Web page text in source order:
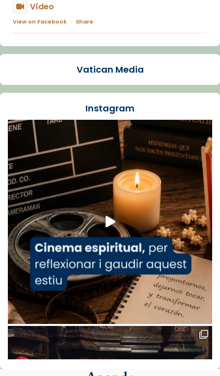
Vídeo
View on Facebook · Share
Arquebisbat de Barcelona
La Carmina va patir depressió. Fa gairebé
dos mesos, a l'Estadi Lluís Companys, la
Recupera l'entrevista comp
Vatican
tican News 👇
www.vaticannews.va/es/iglesia/news/2026-
07/carmina-historia-depresion-papa-viaje-
espana-testimoni...
Foto
View on Facebook · Share
Arquebisbat de Barcelona
2 weeks ago
«Avui les santes Juliana i Semproniana ens
ajuden a alçar la mirada»
Mons. Sergi Gordo, bisbe de Tortosa, ha
presidit aquest 27 de juliol la missa de Les
Santes de Mataró.
🔗tinyurl.com/cvu5jmbk
📸 J. Merino
Vatican Media
Instagram